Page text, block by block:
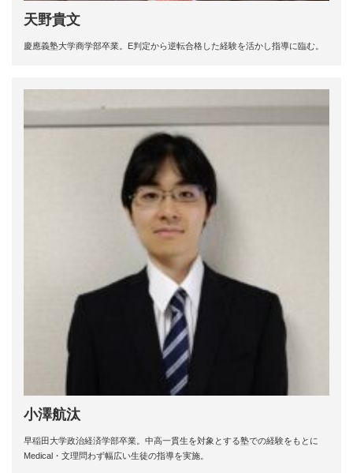
天野貴文
慶應義塾大学商学部卒業。E判定から逆転合格した経験を活かし指導に臨む。
小澤航汰
早稲田大学政治経済学部卒業。中高一貫生を対象とする塾での経験をもとに
Medical・文理問わず幅広い生徒の指導を実施。